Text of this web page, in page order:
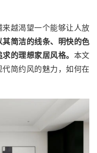
越渴望一个能够让人放
其简洁的线条、明快的色
的理想家居风格。 本文
简约风的魅力，如何在